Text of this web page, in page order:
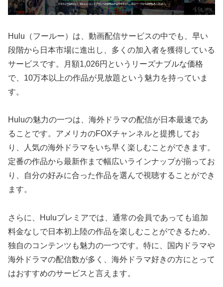
Hulu（フールー）は、動画配信サービスの中でも、早い
段階から日本市場に進出し、多くの加入者を獲得している
サービスです。月額1,026円というリーズナブルな価格
で、10万本以上の作品が見放題という魅力を持っていま
す。
Huluの魅力の一つは、海外ドラマの配信が日本最速であ
ることです。アメリカのFOXチャンネルと提携してお
り、人気の海外ドラマをいち早く楽しむことができます。
定番の作品から最新作まで幅広いラインナップが揃ってお
り、自分の好みに合った作品を選んで視聴することができ
ます。
さらに、Huluプレミアでは、通常の会員であっても追加
料金なしで日本初上陸の作品を楽しむことができるため、
独自のコンテンツも魅力の一つです。特に、国内ドラマや
海外ドラマの配信数が多く、海外ドラマ好きの方にとって
はおすすめのサービスと言えます。